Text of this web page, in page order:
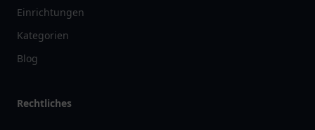
Einrichtungen
Kategorien
Blog
Rechtliches